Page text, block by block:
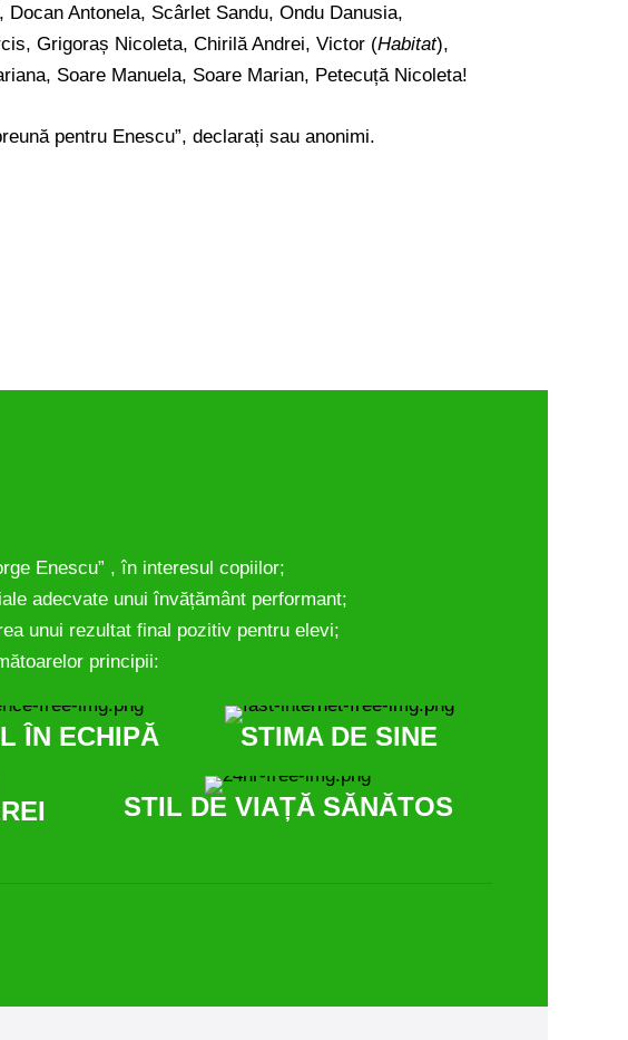
Docan Antonela, Scârlet Sandu, Ondu Danusia,
Grigoraș Nicoleta, Chirilă Andrei, Victor (Habitat),
Soare Manuela, Soare Marian, Petecuță Nicoleta!
pentru Enescu”, declarați sau anonimi.
Enescu” , în interesul copiilor;
adecvate unui învățământ performant;
unui rezultat final pozitiv pentru elevi;
principii:
ÎN ECHIPĂ STIMA DE SINE
STIL DE VIAȚĂ SĂNĂTOS